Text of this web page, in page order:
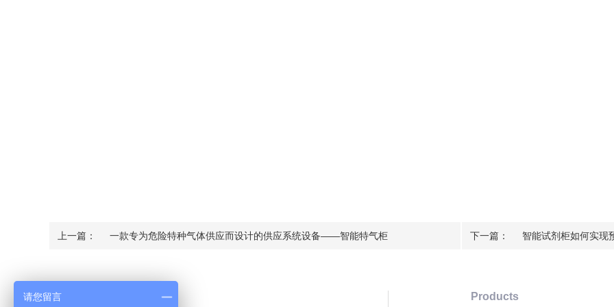
请您留言
上一篇： 一款专为危险特种气体供应而设计的供应系统设备——智能特气柜 下一篇： 智能试剂柜如何实现
Contact Us Products